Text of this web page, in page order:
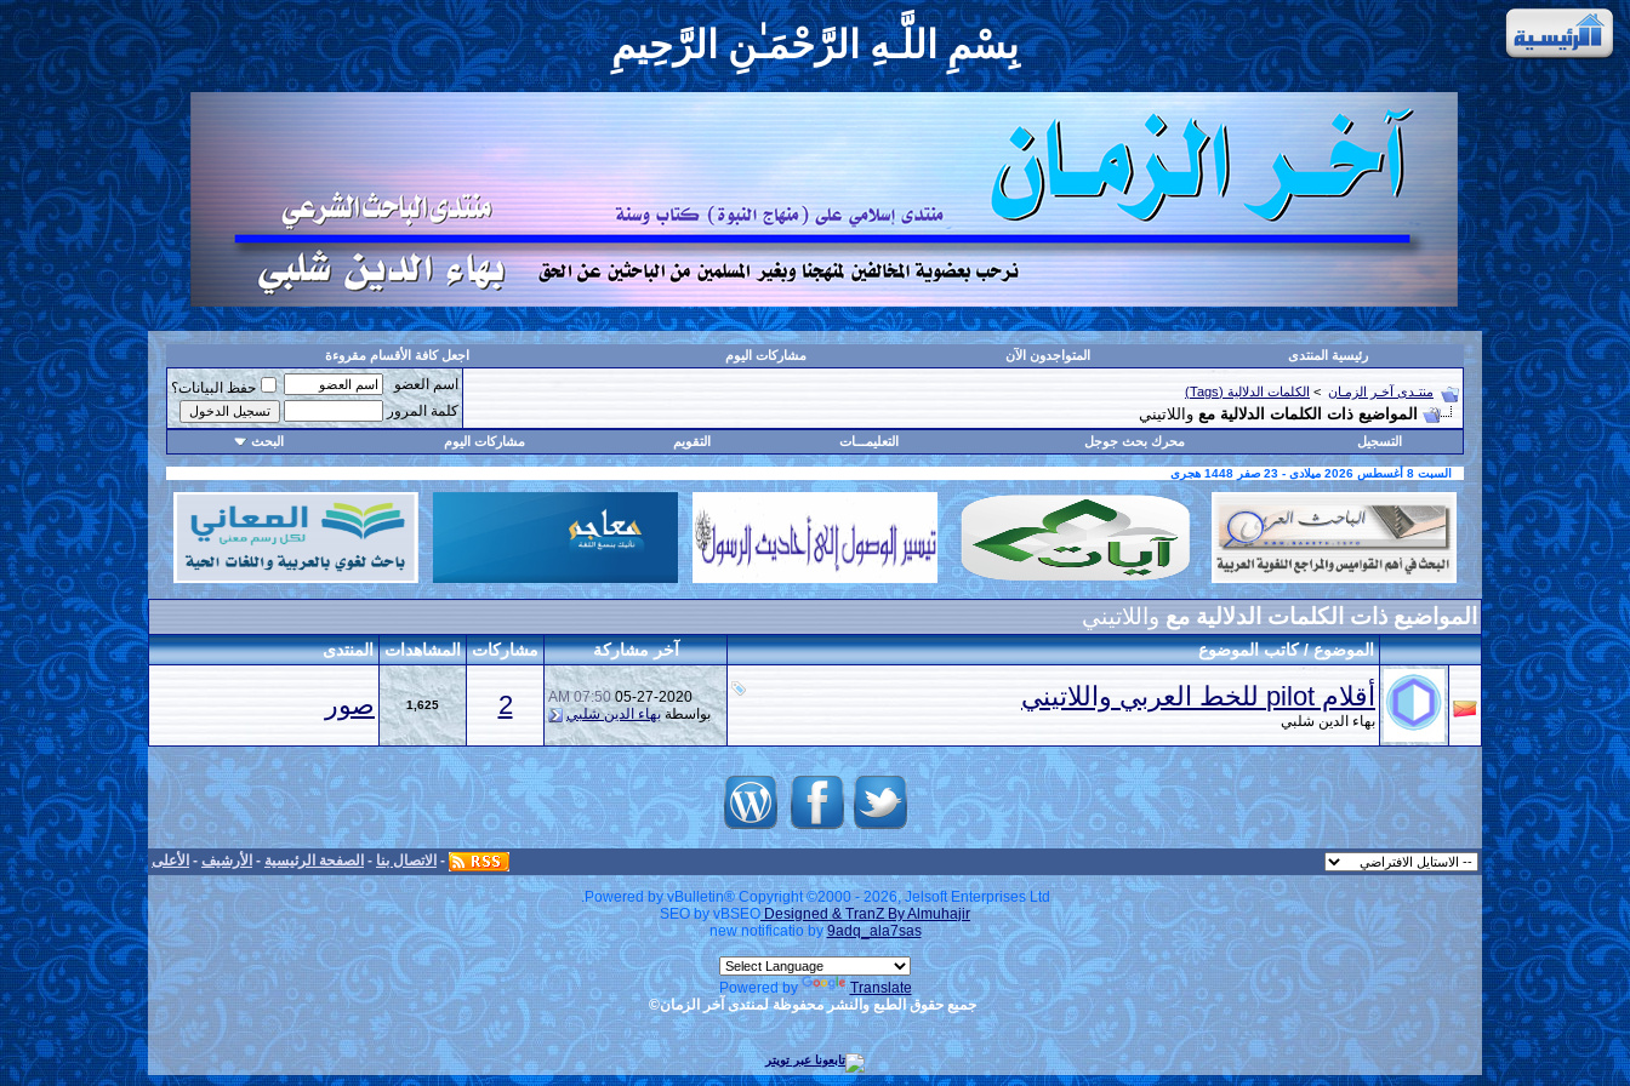
بِسْمِ اللَّـهِ الرَّحْمَـٰنِ الرَّحِيمِ
رئيسية المنتدى المتواجدون الآن مشاركات اليوم اجعل كافة الأقسام مقروءة
منتـدى آخـر الزمـان > الكلمات الدلالية (Tags)
المواضيع ذات الكلمات الدلالية مع واللاتيني
اسم العضو
حفظ البيانات؟
كلمة المرور
التسجيل محرك بحث جوجل التعليمـــات التقويم مشاركات اليوم البحث
السبت 8 أغسطس 2026 ميلادى - 23 صفر 1448 هجرى
المواضيع ذات الكلمات الدلالية مع واللاتيني
الموضوع / كاتب الموضوع آخر مشاركة مشاركات المشاهدات المنتدى
أقلام pilot للخط العربي واللاتيني
بهاء الدين شلبي
05-27-2020
07:50 AM
بواسطةبهاء الدين شلبي 2
1,625 صور
- الاتصال بنا - الصفحة الرئيسية - الأرشيف - الأعلى
Powered by vBulletin® Copyright ©2000 - 2026, Jelsoft Enterprises Ltd.
SEO by vBSEODesigned & TranZ By Almuhajir
new notificatio by9adq_ala7sas
Powered by
Translate
جميع حقوق الطبع والنشر محفوظة لمنتدى آخر الزمان©